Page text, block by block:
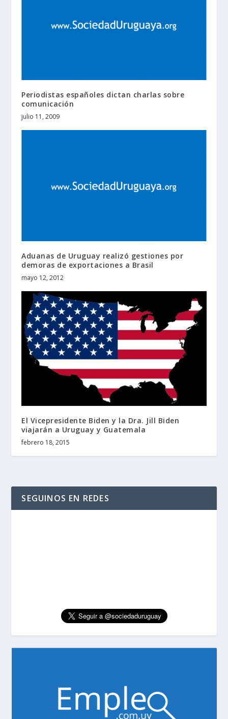
Periodistas españoles dictan charlas sobre
comunicación
julio 11, 2009
Aduanas de Uruguay realizó gestiones por
demoras de exportaciones a Brasil
mayo 12, 2012
El Vicepresidente Biden y la Dra. Jill Biden
viajarán a Uruguay y Guatemala
febrero 18, 2015
SEGUINOS EN REDES